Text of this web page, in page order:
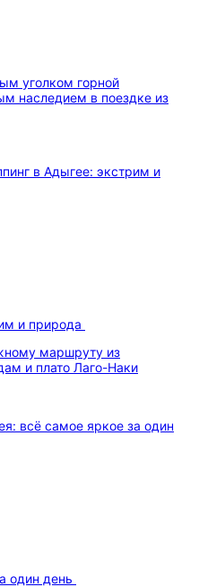
уголком горной
наследием в поездке из
и природа
маршруту из
и плато Лаго-Наки
один день